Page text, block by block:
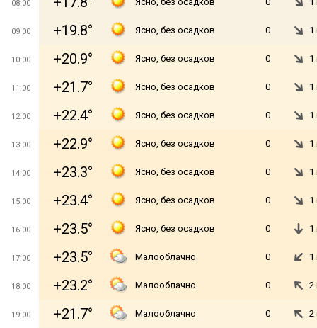
08:00
09:00 +19.8° Ясно, без осадков 0 1
10:00 +20.9° Ясно, без осадков 0 1
11:00 +21.7° Ясно, без осадков 0 1
12:00 +22.4° Ясно, без осадков 0 1
13:00 +22.9° Ясно, без осадков 0 1
14:00 +23.3° Ясно, без осадков 0 1
15:00 +23.4° Ясно, без осадков 0 1
16:00 +23.5° Ясно, без осадков 0 1
17:00 +23.5° Малооблачно 0 1
18:00 +23.2° Малооблачно 0 2
19:00 +21.7° Малооблачно 0 2